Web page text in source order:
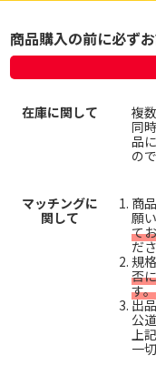
商品購入の前に必ず
在庫に関して
複
同
品
の
マッチングに
関して
商
願
て
だ
規
否
す。
出
公
上
一